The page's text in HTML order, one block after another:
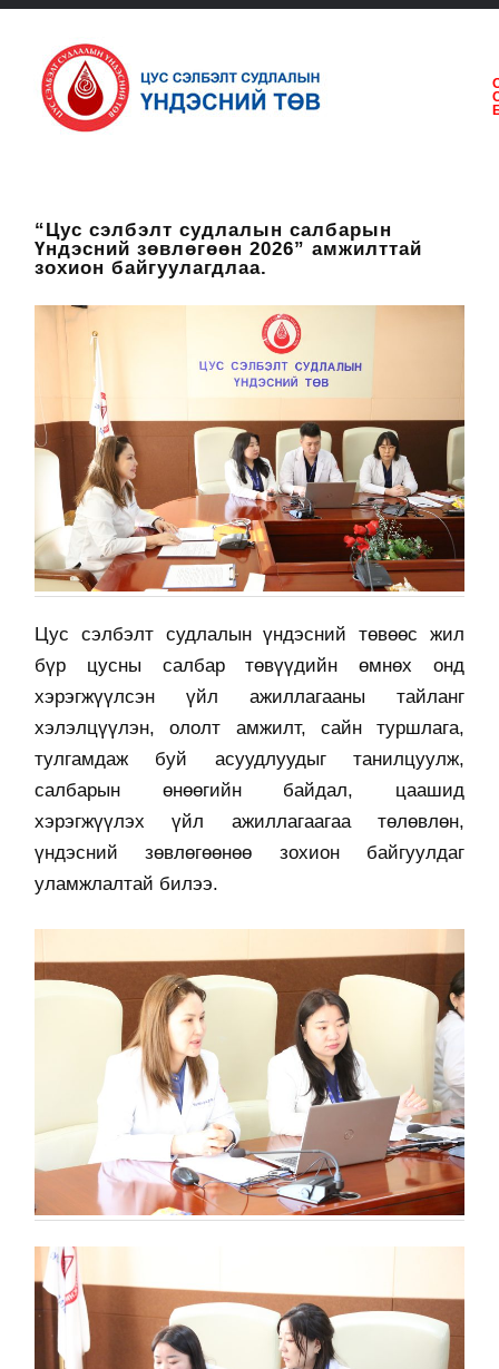
“Цус сэлбэлт судлалын салбарын
Үндэсний зөвлөгөөн 2026” амжилттай
зохион байгуулагдлаа.
Цус сэлбэлт судлалын үндэсний төвөөс жил
бүр цусны салбар төвүүдийн өмнөх онд
хэрэгжүүлсэн үйл ажиллагааны тайланг
хэлэлцүүлэн, ололт амжилт, сайн туршлага,
тулгамдаж буй асуудлуудыг танилцуулж,
салбарын өнөөгийн байдал, цаашид
хэрэгжүүлэх үйл ажиллагаагаа төлөвлөн,
үндэсний зөвлөгөөнөө зохион байгуулдаг
уламжлалтай билээ.